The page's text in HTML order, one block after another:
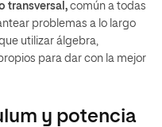
transversal, común a todas
problemas a lo largo
utilizar álgebra,
para dar con la mejor
y potencia